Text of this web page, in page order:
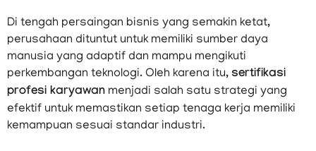
Di tengah persaingan bisnis yang semakin ketat,
perusahaan dituntut untuk memiliki sumber daya
manusia yang adaptif dan mampu mengikuti
perkembangan teknologi. Oleh karena itu, sertifikasi
profesi karyawan menjadi salah satu strategi yang
efektif untuk memastikan setiap tenaga kerja memiliki
kemampuan sesuai standar industri.